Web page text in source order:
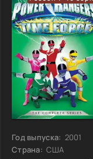
Год выпуска: 2001
Страна: США